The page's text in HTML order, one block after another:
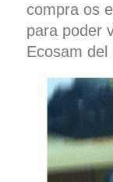
compra os
para poder
Ecosam